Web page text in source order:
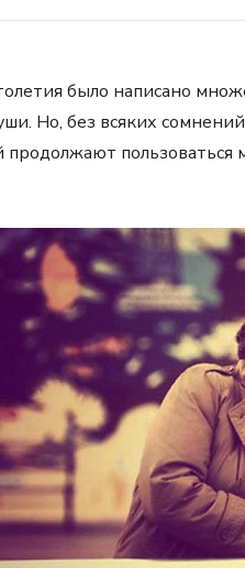
было написано
Но, без всяких
продолжают